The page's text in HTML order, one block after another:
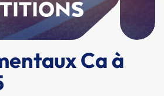
Ca à